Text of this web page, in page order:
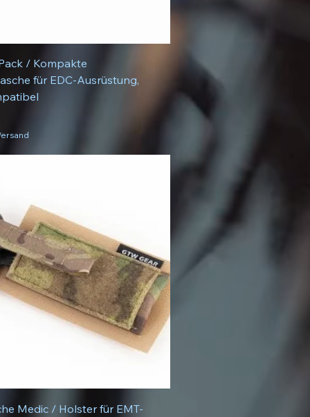
/ Kompakte
für EDC-Ausrüstung,
Medic / Holster für EMT-